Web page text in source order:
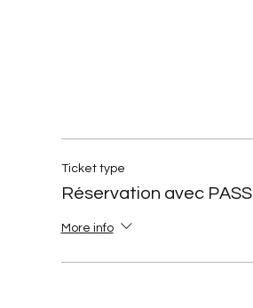
Ticket type
Réservation avec PASS
More info